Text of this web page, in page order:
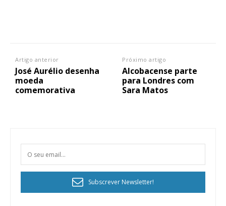
Artigo anterior
José Aurélio desenha
moeda
comemorativa
Próximo artigo
Alcobacense parte
para Londres com
Sara Matos
Subscrever Newsletter!